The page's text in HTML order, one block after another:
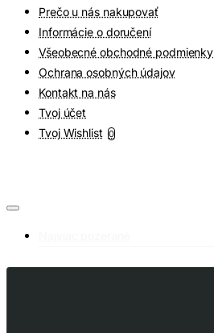
Prečo u nás nakupovať
Informácie o doručení
Všeobecné obchodné podmienky
Ochrana osobných údajov
Kontakt na nás
Tvoj účet
Tvoj Wishlist 0